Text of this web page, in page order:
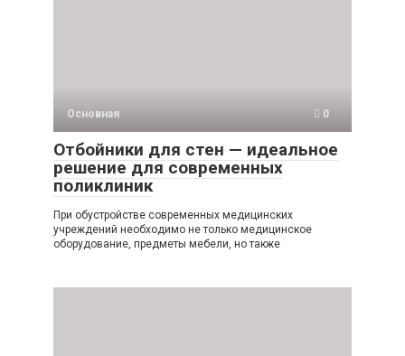
Основная 0
Отбойники для стен — идеальное
решение для современных
поликлиник
При обустройстве современных медицинских
учреждений необходимо не только медицинское
оборудование, предметы мебели, но также